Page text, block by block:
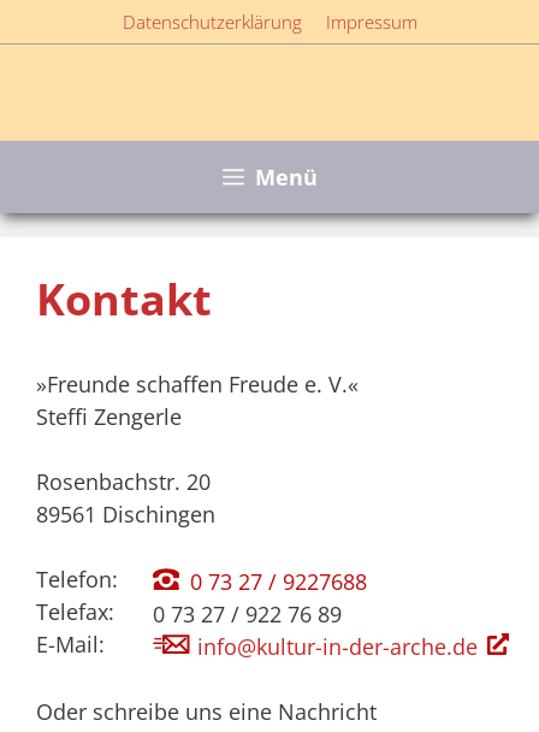
Inhalt
Datenschutzerklärung Impressum
Menü
Kontakt
»Freunde schaffen Freude e. V.«
Steffi Zengerle
Rosenbachstr. 20
89561 Dischingen
Telefon:
Telefax:
E-Mail:
0 73 27 / 9227688
0 73 27 / 922 76 89
info@kultur-in-der-arche.de
Oder schreibe uns eine Nachricht